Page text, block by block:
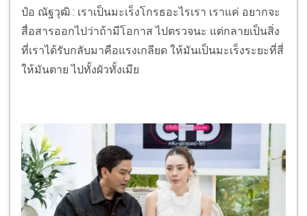
ป๋อ ณัฐวุฒิ : เราเป็นมะเร็งโกรธอะไรเรา เราแค่ อยากจะ
สื่อสารออกไปว่าถ้ามีโอกาส ไปตรวจนะ แต่กลายเป็นสิ่ง
ที่เราได้รับกลับมาคือแรงเกลียด ให้มันเป็นมะเร็งระยะที่สี่
ให้มันตาย ไปทั้งผัวทั้งเมีย